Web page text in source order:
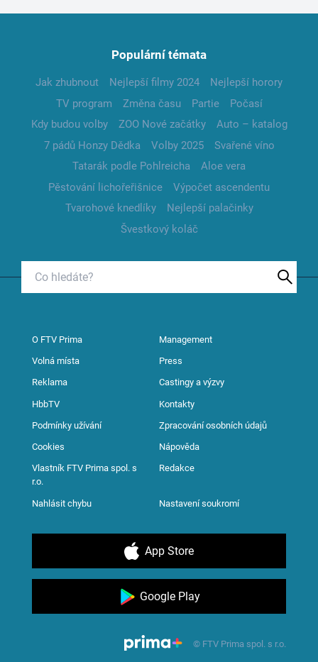
Populární témata
Jak zhubnout Nejlepší filmy 2024
Nejlepší horory
TV program
Změna času Partie
Počasí
Kdy budou volby
ZOO Nové začátky
Auto – katalog
7 pádů Honzy Dědka
Volby 2025
Svařené víno
Tatarák podle Pohlreicha
Aloe vera
Pěstování lichořeřišnice
Výpočet ascendentu
Tvarohové knedlíky
Nejlepší palačinky
Švestkový koláč
O FTV Prima Management
Volná místa Press
Reklama Castingy a výzvy
HbbTV Kontakty
Podmínky užívání Zpracování osobních údajů
Cookies Nápověda
Vlastník FTV Prima spol. s
r.o.
Redakce
Nahlásit chybu Nastavení soukromí
App Store
Google Play
© FTV Prima spol. s r.o.